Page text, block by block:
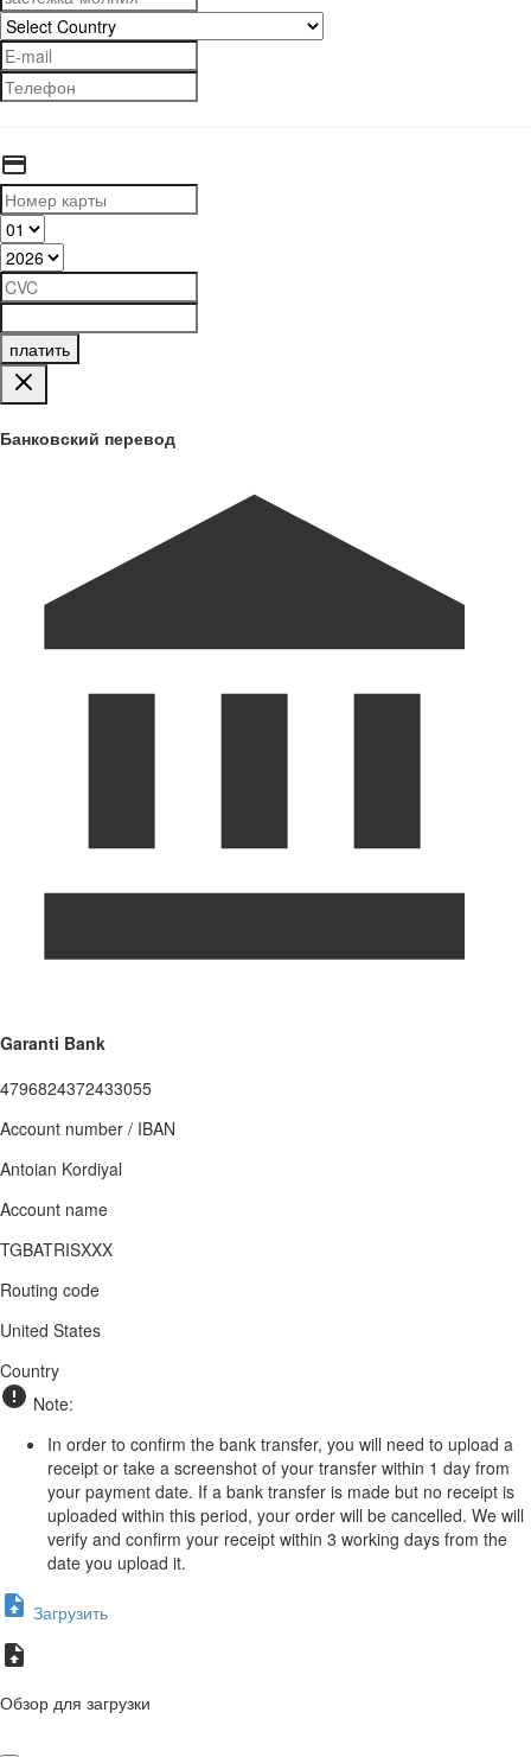
платить
Банковский перевод
Garanti Bank
4796824372433055
Account number / IBAN
Antoian Kordiyal
Account name
TGBATRISXXX
Routing code
United States
Country
Note:
In order to confirm the bank transfer, you will need to upload a
receipt or take a screenshot of your transfer within 1 day from
your payment date. If a bank transfer is made but no receipt is
uploaded within this period, your order will be cancelled. We will
verify and confirm your receipt within 3 working days from the
date you upload it.
Загрузить
Обзор для загрузки